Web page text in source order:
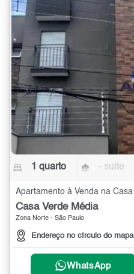
1 quarto - suíte
Casa Verde Média
Zona Norte - São Paulo
Endereço no círculo do mapa
WhatsApp